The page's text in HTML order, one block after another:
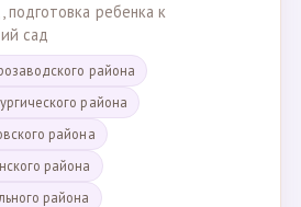
ребенка к
сад
района
района
района
района
района